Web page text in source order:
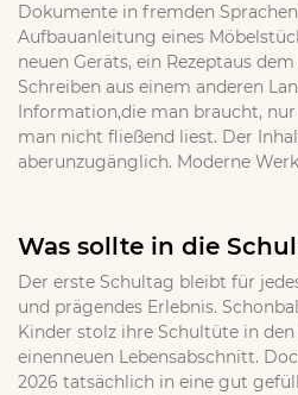
Dokumente in fremden
Aufbauanleitung eines
neuen Geräts, ein Rezeptaus
Schreiben aus einem anderen
Information,die man braucht,
man nicht fließend liest. Der
aberunzugänglich. Moderne
Was sollte in die
Der erste Schultag bleibt für
und prägendes Erlebnis.
Kinder stolz ihre Schultüte in
einenneuen Lebensabschnitt.
2026 tatsächlich in eine gut